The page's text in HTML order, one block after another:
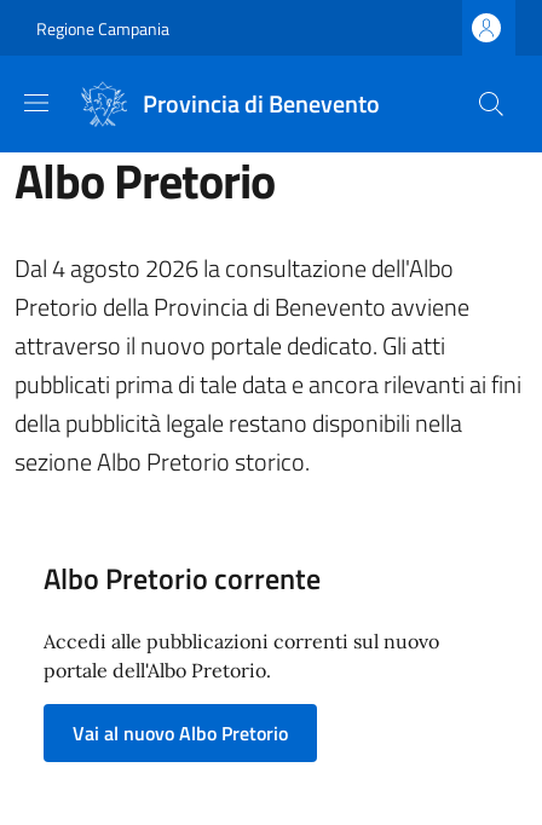
Regione Campania
Provincia di Benevento
Albo Pretorio
Dal 4 agosto 2026 la consultazione dell'Albo
Pretorio della Provincia di Benevento avviene
attraverso il nuovo portale dedicato. Gli atti
pubblicati prima di tale data e ancora rilevanti ai fini
della pubblicità legale restano disponibili nella
sezione Albo Pretorio storico.
Albo Pretorio corrente
Accedi alle pubblicazioni correnti sul nuovo
portale dell'Albo Pretorio.
Vai al nuovo Albo Pretorio